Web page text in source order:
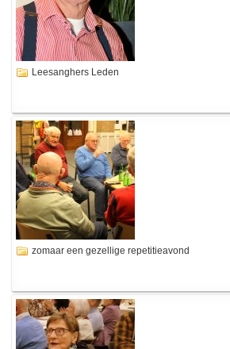
Leesanghers Leden
zomaar een gezellige repetitieavond